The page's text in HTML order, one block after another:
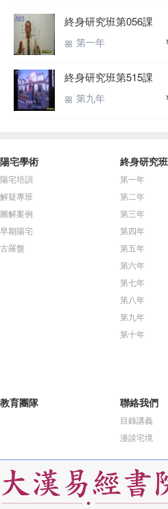
終身研究班第056課
第一年
終身研究班第515課
第九年
陽宅學術
陽宅培訓
解疑專班
圖解案例
早期陽宅
古羅盤
終身研究班
第一年
第二年
第三年
第四年
第五年
第六年
第七年
第八年
第九年
第十年
教育團隊 聯絡我們
目錄講義
漫談宅境